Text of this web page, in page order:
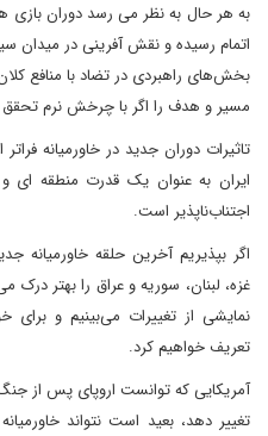
به هر حال به نظر می رسد دوران بازی
اتمام رسیده و نقش آفرینی در میدان
بخش‌های راهبردی در تضاد با منافع
مسیر و هدف را اگر با چرخش نرم
تاثیرات دوران جدید در خاورمیانه
ایران به عنوان یک قدرت منطقه
اجتناب‌ناپذیر است.
اگر بپذیریم آخرین حلقه خاورمیانه
غزه، لبنان، سوریه و عراق را بهتر
نمایشی از تغییرات می‌بینیم و برای
تعریف خواهیم کرد.
آمریکایی که توانست اروپای پس از
تغییر دهد، بعید است نتواند